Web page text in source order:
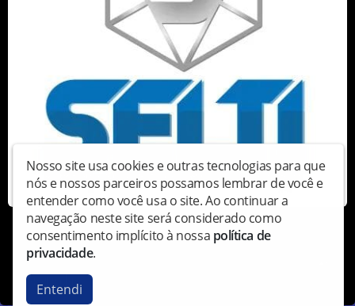
Copyright © Radioastefalgospel - Todos os direitos
reservados.
Nosso site usa cookies e outras tecnologias para que
nós e nossos parceiros possamos lembrar de você e
entender como você usa o site. Ao continuar a
navegação neste site será considerado como
consentimento implícito à nossa política de
privacidade.
Entendi